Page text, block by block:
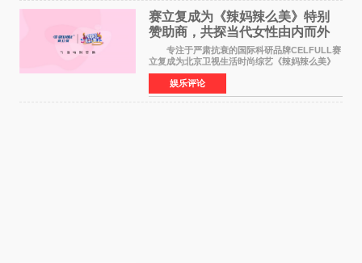
赛立复成为《辣妈辣么美》特别
赞助商，共探当代女性由内而外
活力美
专注于严肃抗衰的国际科研品牌CELFULL赛
立复成为北京卫视生活时尚综艺《辣妈辣么美》
的特别赞助商,明星辣妈袁咏仪倾情参与，向广大
都市女性传递健康生活新主张，寄语当代女性在
家庭与自我之间
娱乐评论